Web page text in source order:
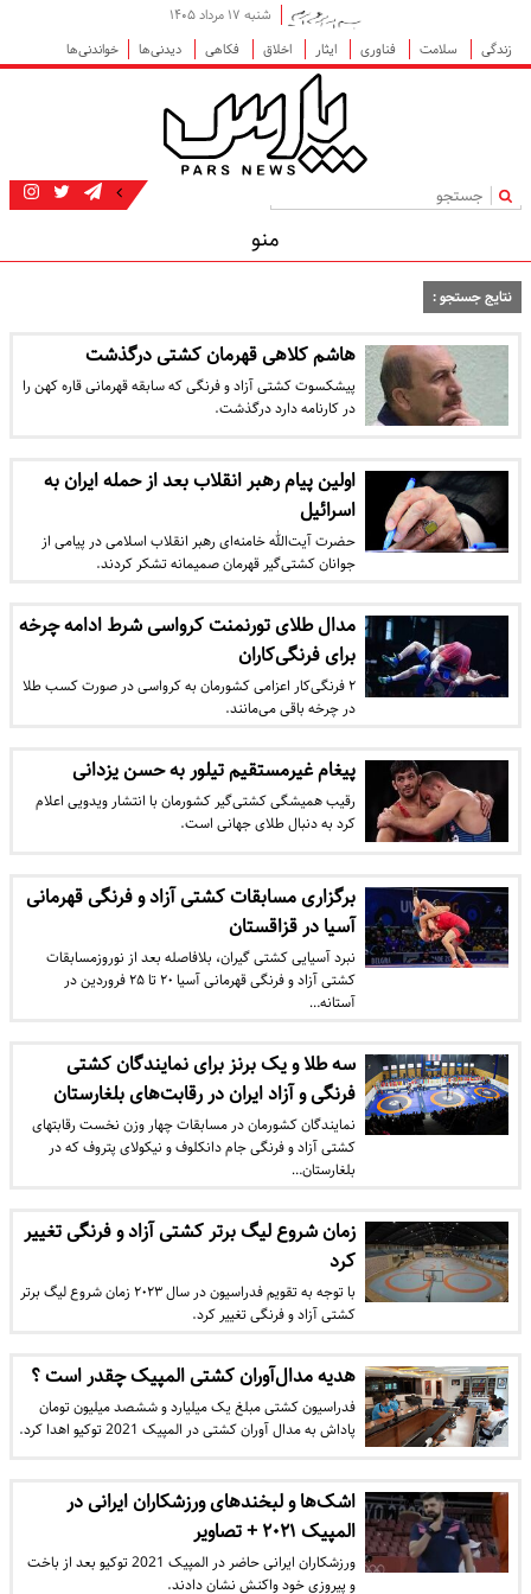
شنبه ۱۷ مرداد ۱۴۰۵
زندگی
سلامت فناوری ایثار اخلاق فکاهی دیدنی‌ها خواندنی‌ها
|
منو
نتایج جستجو :
هاشم کلاهی قهرمان کشتی درگذشت
پیشکسوت کشتی آزاد و فرنگی که سابقه قهرمانی قاره کهن را
در کارنامه دارد درگذشت.
اولین پیام رهبر انقلاب بعد از حمله ایران به
اسرائیل
حضرت آیت‌الله خامنه‌ای رهبر انقلاب اسلامی در پیامی از
جوانان کشتی‌گیر قهرمان صمیمانه تشکر کردند.
مدال طلای تورنمنت کرواسی شرط ادامه چرخه
برای فرنگی‌کاران
۲ فرنگی‌کار اعزامی کشورمان به کرواسی در صورت کسب طلا
در چرخه باقی می‌مانند.
پیغام غیرمستقیم تیلور به حسن یزدانی
رقیب همیشگی کشتی‌گیر کشورمان با انتشار ویدویی اعلام
کرد به دنبال طلای جهانی است.
برگزاری مسابقات کشتی آزاد و فرنگی قهرمانی
آسیا در قزاقستان
نبرد آسیایی کشتی گیران، بلافاصله بعد از نوروزمسابقات
کشتی آزاد و فرنگی قهرمانی آسیا ۲۰ تا ۲۵ فروردین در
آستانه…
سه طلا و یک برنز برای نمایندگان کشتی
فرنگی و آزاد ایران در رقابت‌های بلغارستان
نمایندگان کشورمان در مسابقات چهار وزن نخست رقابتهای
کشتی آزاد و فرنگی جام دانکلوف و نیکولای پتروف که در
بلغارستان…
زمان شروع لیگ برتر کشتی آزاد و فرنگی تغییر
کرد
با توجه به تقویم فدراسیون در سال ۲۰۲۳ زمان شروع لیگ برتر
کشتی آزاد و فرنگی تغییر کرد.
هدیه مدال‌آوران کشتی المپیک چقدر است ؟
فدراسیون کشتی مبلغ یک میلیارد و ششصد میلیون تومان
پاداش به مدال آوران کشتی در المپیک 2021 توکیو اهدا کرد.
اشک‌ها و لبخندهای ورزشکاران ایرانی در
المپیک ۲۰۲۱ + تصاویر
ورزشکاران ایرانی حاضر در المپیک 2021 توکیو بعد از باخت
و پیروزی خود واکنش‌ نشان دادند.